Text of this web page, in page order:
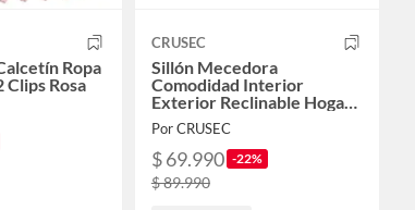
Ropa
Rosa
CRUSEC
Sillón Mecedora
Comodidad Interior
Exterior Reclinable Hogar -
Azul
Por CRUSEC
$ 69.990 -22%
$ 89.990